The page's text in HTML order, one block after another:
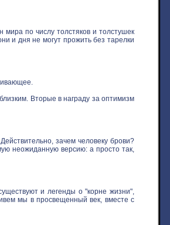
по числу толстяков и толстушек
и дня не могут прожить без тарелки
Вторые в награду за оптимизм
зачем человеку брови?
неожиданную версию: а просто так,
и легенды о "корне жизни",
мы в просвещенный век, вместе с